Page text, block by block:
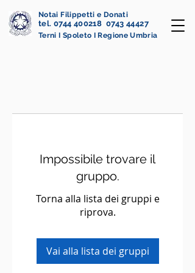
Notai Filippetti e Donati
tel. 0744 400218 0743 44427
Terni I Spoleto I Regione Umbria
Impossibile trovare il
gruppo.
Torna alla lista dei gruppi e
riprova.
Vai alla lista dei gruppi